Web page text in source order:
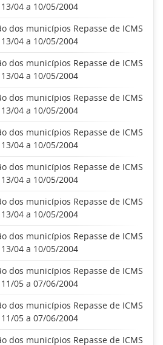
04 a 10/05/2004
dos municípios Repasse de ICMS
04 a 10/05/2004
dos municípios Repasse de ICMS
04 a 10/05/2004
dos municípios Repasse de ICMS
04 a 10/05/2004
dos municípios Repasse de ICMS
04 a 10/05/2004
dos municípios Repasse de ICMS
04 a 10/05/2004
dos municípios Repasse de ICMS
04 a 10/05/2004
dos municípios Repasse de ICMS
04 a 10/05/2004
dos municípios Repasse de ICMS
05 a 07/06/2004
dos municípios Repasse de ICMS
05 a 07/06/2004
dos municípios Repasse de ICMS